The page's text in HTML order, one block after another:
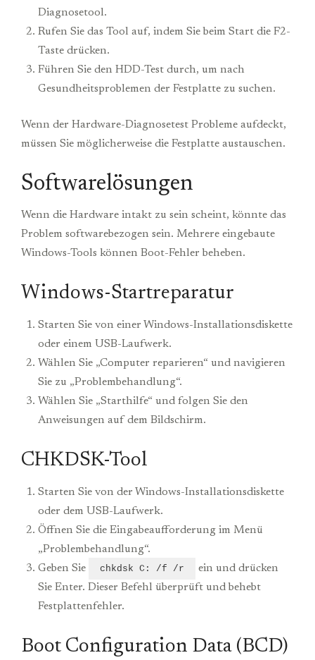
Diagnosetool.
Rufen Sie das Tool auf, indem Sie beim Start die F2-
Taste drücken.
Führen Sie den HDD-Test durch, um nach
Gesundheitsproblemen der Festplatte zu suchen.
Wenn der Hardware-Diagnosetest Probleme aufdeckt,
müssen Sie möglicherweise die Festplatte austauschen.
Softwarelösungen
Wenn die Hardware intakt zu sein scheint, könnte das
Problem softwarebezogen sein. Mehrere eingebaute
Windows-Tools können Boot-Fehler beheben.
Windows-Startreparatur
Starten Sie von einer Windows-Installationsdiskette
oder einem USB-Laufwerk.
Wählen Sie „Computer reparieren“ und navigieren
Sie zu „Problembehandlung“.
Wählen Sie „Starthilfe“ und folgen Sie den
Anweisungen auf dem Bildschirm.
CHKDSK-Tool
Starten Sie von der Windows-Installationsdiskette
oder dem USB-Laufwerk.
Öffnen Sie die Eingabeaufforderung im Menü
„Problembehandlung“.
Geben Sie
chkdsk C: /f /r
ein und drücken
Sie Enter. Dieser Befehl überprüft und behebt
Festplattenfehler.
Boot Configuration Data (BCD)